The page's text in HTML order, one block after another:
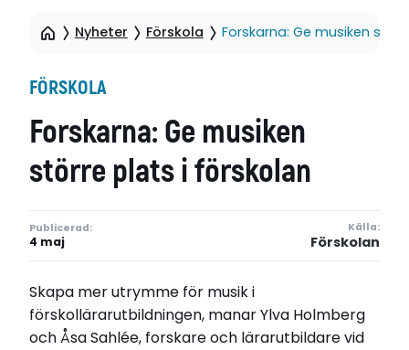
Nyheter Förskola Forskarna: Ge musiken
FÖRSKOLA
Forskarna: Ge musiken
större plats i förskolan
Publicerad:
4 maj
Källa:
Förskolan
Skapa mer utrymme för musik i
förskollärarutbildningen, manar Ylva Holmberg
och Åsa Sahlée, forskare och lärarutbildare vid